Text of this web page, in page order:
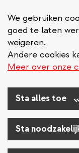
We gebruiken
goed te laten
weigeren.
Andere cookies
Meer over onze
Sta alles toe
Sta